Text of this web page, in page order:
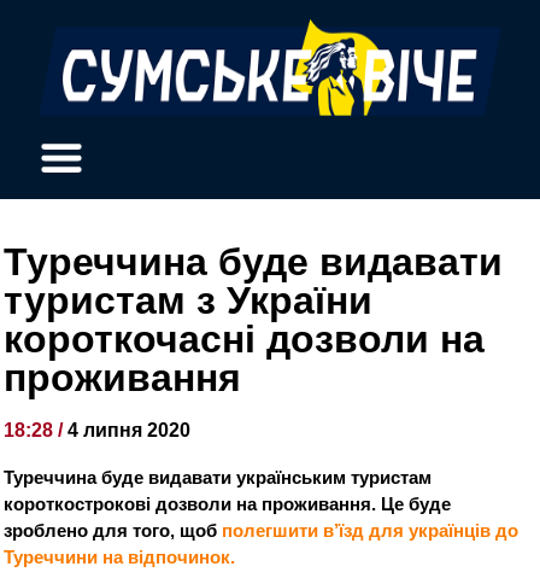
Туреччина буде видавати
туристам з України
короткочасні дозволи на
проживання
18:28 /4 липня 2020
Туреччина буде видавати українським туристам
короткострокові дозволи на проживання. Це буде
зроблено для того, щоб полегшити в’їзд для українців до
Туреччини на відпочинок.